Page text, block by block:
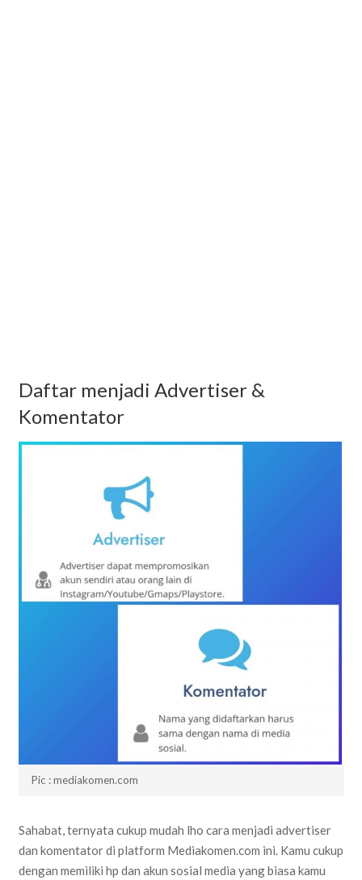
Daftar menjadi Advertiser &
Komentator
Pic : mediakomen.com
Sahabat, ternyata cukup mudah lho cara menjadi advertiser
dan komentator di platform Mediakomen.com ini. Kamu cukup
dengan memiliki hp dan akun sosial media yang biasa kamu